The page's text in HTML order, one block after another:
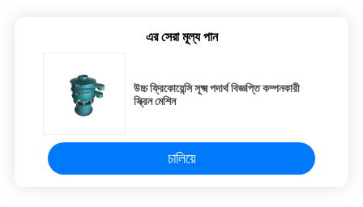
এর সেরা মূল্য পান
উচ্চ ফ্রিকোয়েন্সি সূক্ষ্ম পদার্থ বিজ্ঞপ্তি কম্পনকারী
স্ক্রিন মেশিন
চালিয়ে